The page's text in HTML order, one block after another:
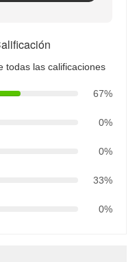
todas las calificaciones
67%
0%
0%
33%
0%